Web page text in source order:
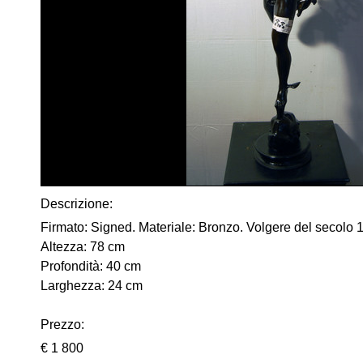
Descrizione:
Firmato: Signed. Materiale: Bronzo. Volgere del secolo
Altezza: 78 cm
Profondità: 40 cm
Larghezza: 24 cm
Prezzo:
€ 1 800